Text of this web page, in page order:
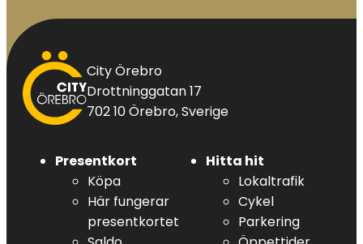
City
Örebro
City Örebro
Drottninggatan 17
702 10 Örebro, Sverige
Presentkort
Köpa
Här fungerar
presentkortet
Hitta hit
Lokaltrafik
Cykel
Parkering